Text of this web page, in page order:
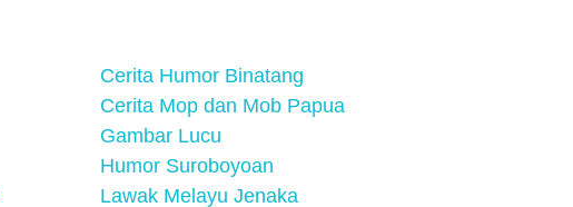
Cerita Humor Binatang
Cerita Mop dan Mob Papua
Gambar Lucu
Humor Suroboyoan
Lawak Melayu Jenaka